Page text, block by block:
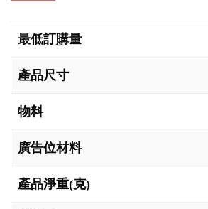
最低訂購量
產品尺寸
物料
廣告位材料
產品淨重(克)